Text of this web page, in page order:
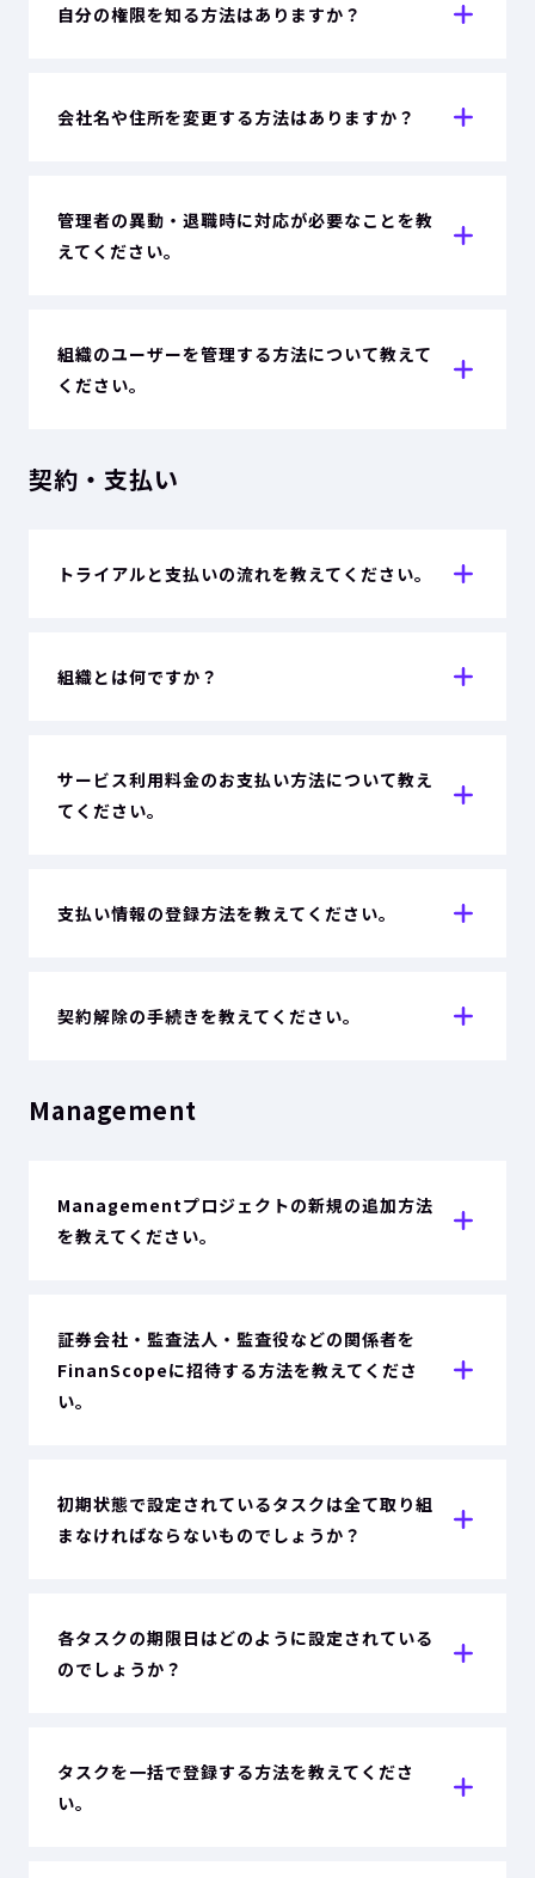
自分の権限を知る方法はありますか？
会社名や住所を変更する方法はありますか？
管理者の異動・退職時に対応が必要なことを教
えてください。
組織のユーザーを管理する方法について教えて
ください。
契約・支払い
トライアルと支払いの流れを教えてください。
組織とは何ですか？
サービス利用料金のお支払い方法について教え
てください。
支払い情報の登録方法を教えてください。
契約解除の手続きを教えてください。
Management
Managementプロジェクトの新規の追加方法
を教えてください。
証券会社・監査法人・監査役などの関係者を
FinanScopeに招待する方法を教えてくださ
い。
初期状態で設定されているタスクは全て取り組
まなければならないものでしょうか？
各タスクの期限日はどのように設定されている
のでしょうか？
タスクを一括で登録する方法を教えてくださ
い。